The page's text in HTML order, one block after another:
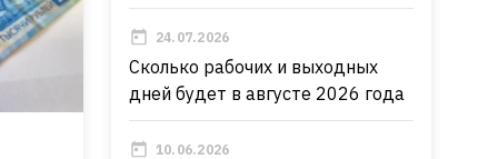
24.07.2026
Сколько рабочих и выходных
дней будет в августе 2026 года
10.06.2026